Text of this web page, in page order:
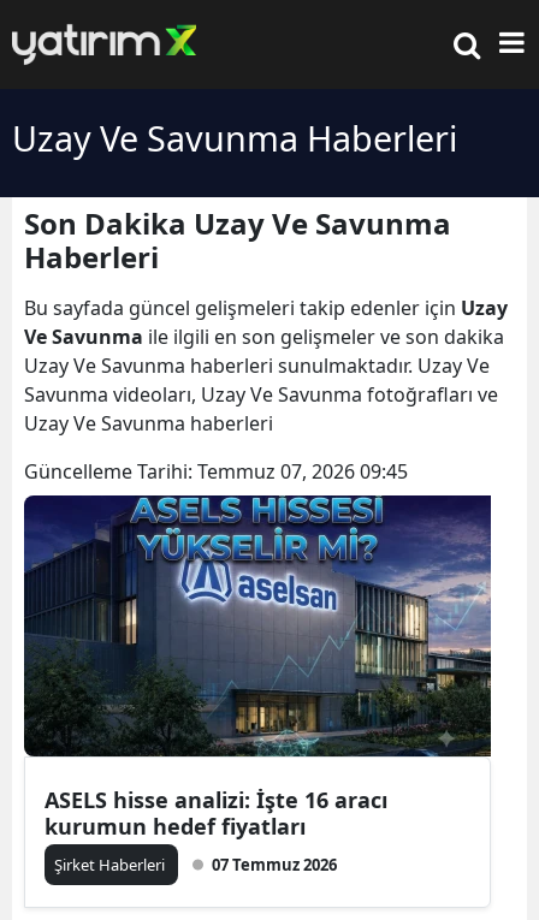
Uzay Ve Savunma Haberleri
Son Dakika Uzay Ve Savunma
Haberleri
Bu sayfada güncel gelişmeleri takip edenler için Uzay
Ve Savunma ile ilgili en son gelişmeler ve son dakika
Uzay Ve Savunma haberleri sunulmaktadır. Uzay Ve
Savunma videoları, Uzay Ve Savunma fotoğrafları ve
Uzay Ve Savunma haberleri
Güncelleme Tarihi: Temmuz 07, 2026 09:45
ASELS hisse analizi: İşte 16 aracı
kurumun hedef fiyatları
Şirket Haberleri 07 Temmuz 2026